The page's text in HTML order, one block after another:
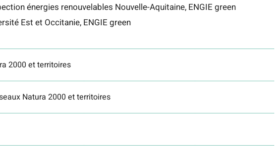
énergies renouvelables Nouvelle-Aquitaine, ENGIE green
Est et Occitanie, ENGIE green
2000 et territoires
Natura 2000 et territoires